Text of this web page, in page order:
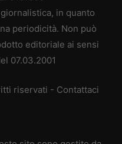
in quanto
periodicità. Non può
editoriale ai sensi
07.03.2001
riservati - Contattaci